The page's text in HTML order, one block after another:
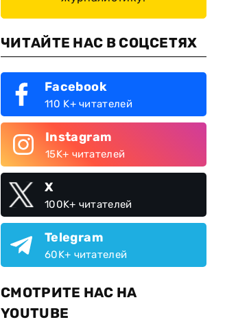
ЧИТАЙТЕ НАС В СОЦСЕТЯХ
Facebook
110 K+ читателей
Instagram
15K+ читателей
X
100K+ читателей
Telegram
60K+ читателей
СМОТРИТЕ НАС НА
YOUTUBE